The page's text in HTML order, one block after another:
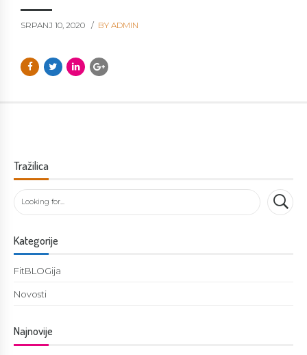
SRPANJ 10, 2020 BY ADMIN
Tražilica
Kategorije
FitBLOGija
Novosti
Najnovije